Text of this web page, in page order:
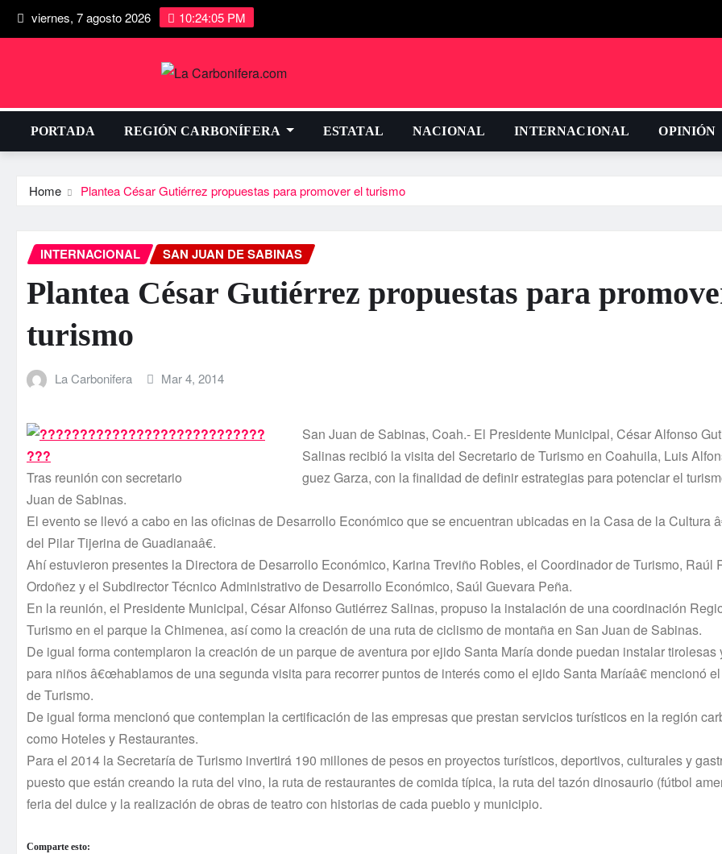
viernes, 7 agosto 2026 10:24:06 PM
PORTADA REGIÓN CARBONÍFERA ESTATAL NACIONAL INTERNACIONAL OPINIÓN
Home Plantea César Gutiérrez propuestas para promover el turismo
INTERNACIONAL SAN JUAN DE SABINAS
Plantea César Gutiérrez propuestas para
turismo
La Carbonifera Mar 4, 2014
Tras reunión con secretario
San Juan de Sabinas, Coah.- El Presidente Municipal, César Alfonso
Salinas recibió la visita del Secretario de Turismo en Coahuila, Luis
guez Garza, con la finalidad de definir estrategias para potenciar el
Juan de Sabinas.
El evento se llevó a cabo en las oficinas de Desarrollo Económico que se encuentran ubicadas en la Casa de la Cultura
del Pilar Tijerina de Guadianaâ€.
Ahí­ estuvieron presentes la Directora de Desarrollo Económico, Karina Treviño Robles, el Coordinador de Turismo, Raúl
Ordoñez y el Subdirector Técnico Administrativo de Desarrollo Económico, Saúl Guevara Peña.
En la reunión, el Presidente Municipal, César Alfonso Gutiérrez Salinas, propuso la instalación de una coordinación
Turismo en el parque la Chimenea, así­ como la creación de una ruta de ciclismo de montaña en San Juan de Sabinas.
De igual forma contemplaron la creación de un parque de aventura por ejido Santa Marí­a donde puedan instalar tirolesas
para niños â€œhablamos de una segunda visita para recorrer puntos de interés como el ejido Santa Marí­aâ€ mencionó
de Turismo.
De igual forma mencionó que contemplan la certificación de las empresas que prestan servicios turí­sticos en la región
como Hoteles y Restaurantes.
Para el 2014 la Secretarí­a de Turismo invertirá 190 millones de pesos en proyectos turí­sticos, deportivos, culturales y
puesto que están creando la ruta del vino, la ruta de restaurantes de comida tí­pica, la ruta del tazón dinosaurio (fútbol
feria del dulce y la realización de obras de teatro con historias de cada pueblo y municipio.
Comparte esto: